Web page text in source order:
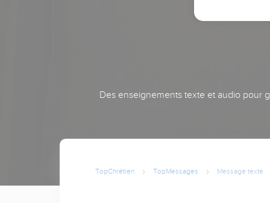
Des enseignements texte et audio pour
TopChrétien TopMessages Message texte